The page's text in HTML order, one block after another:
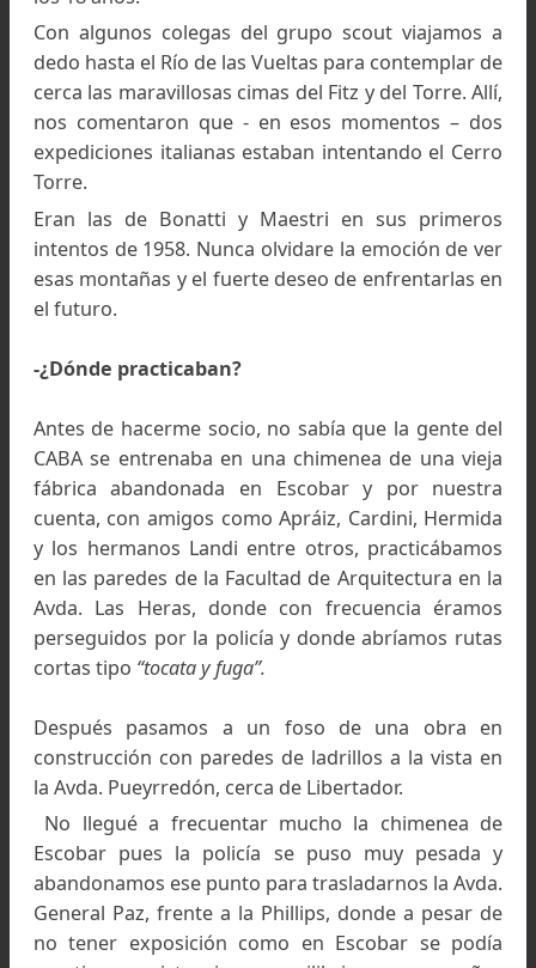
- ¿Cuáles fueron sus primeras experiencias?
En párrafos anteriores comenté mis
pero diré que lo que más me impulso
andinismo fue la visita que hice al Cerro Fitz
los 18 años.
Con algunos colegas del grupo scout
dedo hasta el Río de las Vueltas para contemplar
nos comentaron que - en esos momentos –
expediciones italianas estaban intentando el
Torre.
Eran las de Bonatti y Maestri en sus
intentos de 1958. Nunca olvidare la emoción de
esas montañas y el fuerte deseo de enfrentarlas
el futuro.